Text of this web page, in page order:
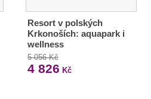
Resort v polských
Krkonoších: aquapark i
wellness
5 056 Kč
4 826 Kč